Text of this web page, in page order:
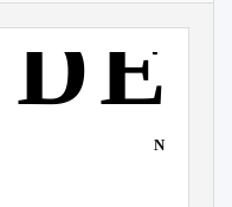
DE
Nr. 08